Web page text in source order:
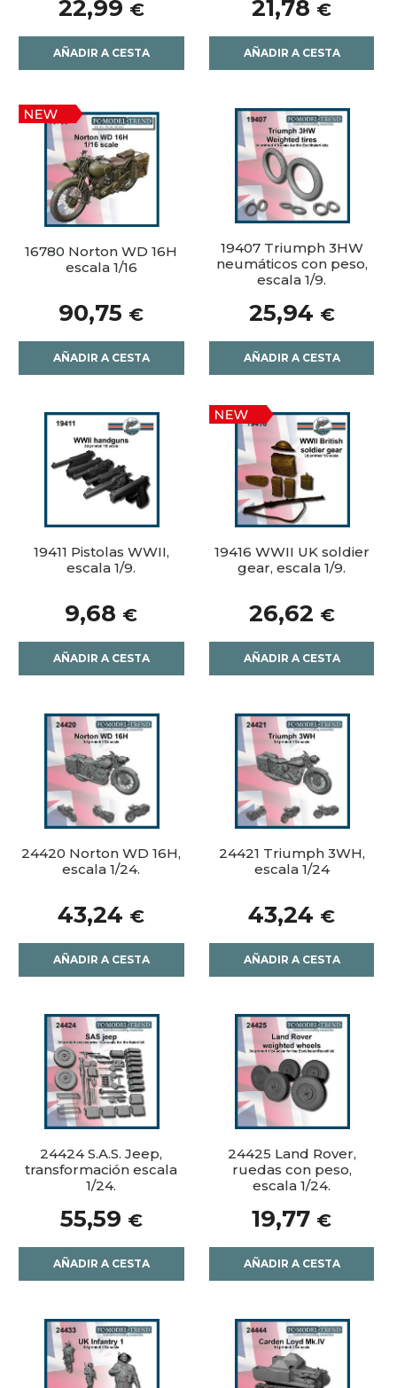
22,99 €
AÑADIR A CESTA
21,78 €
AÑADIR A CESTA
16780 Norton WD 16H
escala 1/16
90,75 €
AÑADIR A CESTA
19407 Triumph 3HW
neumáticos con peso,
escala 1/9.
25,94 €
AÑADIR A CESTA
19411 Pistolas WWII,
escala 1/9.
9,68 €
AÑADIR A CESTA
19416 WWII UK soldier
gear, escala 1/9.
26,62 €
AÑADIR A CESTA
24420 Norton WD 16H,
escala 1/24.
43,24 €
AÑADIR A CESTA
24421 Triumph 3WH,
escala 1/24
43,24 €
AÑADIR A CESTA
24424 S.A.S. Jeep,
transformación escala
1/24.
55,59 €
AÑADIR A CESTA
24425 Land Rover,
ruedas con peso,
escala 1/24.
19,77 €
AÑADIR A CESTA